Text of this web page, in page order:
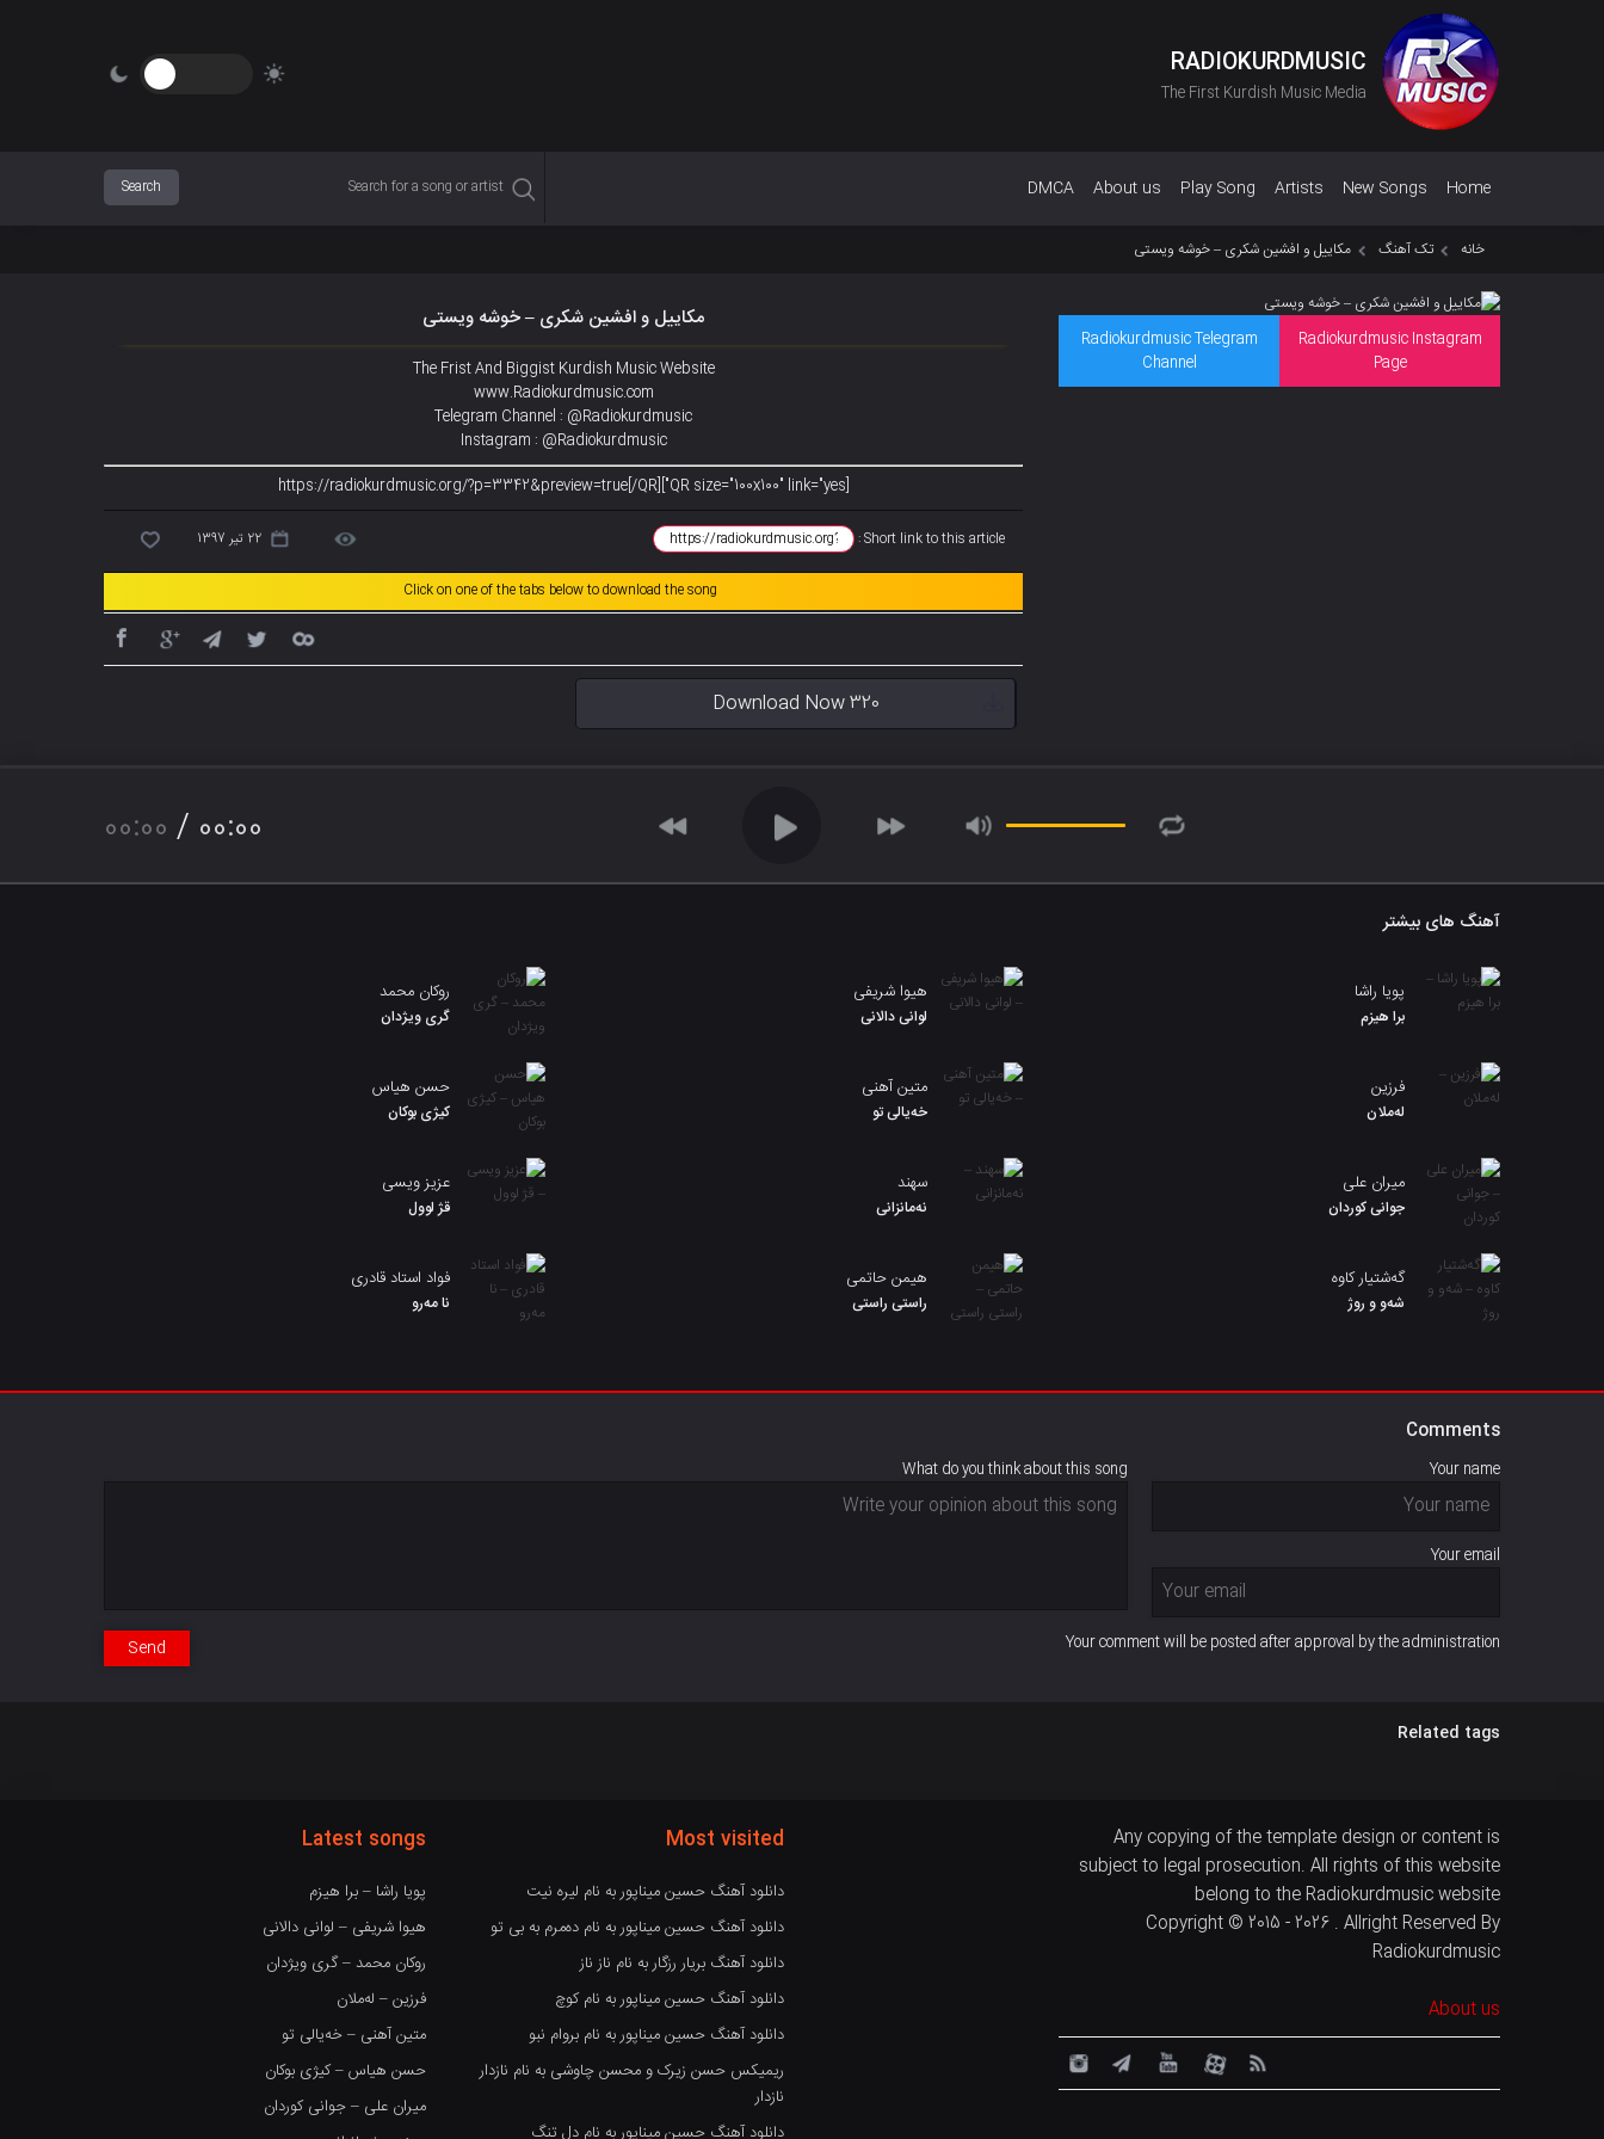
RADIOKURDMUSIC
The First Kurdish Music Media
Home
New Songs
Artists
Play Song
About us
DMCA
خانه تک آهنگ مکاییل و افشین شکری – خوشه ویستی
Radiokurdmusic Instagram
Page
Radiokurdmusic Telegram
Channel
مکاییل و افشین شکری – خوشه ویستی
The Frist And Biggist Kurdish Music Website
www.Radiokurdmusic.com
Telegram Channel : @Radiokurdmusic
Instagram : @Radiokurdmusic
[QR size="100x100" link="yes"]https://radiokurdmusic.org/?p=3342&preview=true[/QR]
Short link to this article : 22 تیر 1397
Click on one of the tabs below to download the song
Download Now 320
00:00 / 00:00
آهنگ های بیشتر
پویا راشا
برا هیزم
هیوا شریفی
لوانی دالانی
روکان محمد
گری ویژدان
فرزین
لەملان
متین آهنی
خەیالی تو
حسن هیاس
کیژی بوکان
میران علی
جوانی کوردان
سهند
نەمانزانی
عزیز ویسی
قژ لوول
گەشتیار کاوە
شەو و روژ
هیمن حاتمی
راستی راستی
فواد استاد قادری
نا مەرو
Comments
Your name
Your email
What do you think about this song
Your comment will be posted after approval by the administration
Send
Related tags
Any copying of the template design or content is
subject to legal prosecution. All rights of this website
belong to the Radiokurdmusic website
Copyright © 2015 - 2026 . Allright Reserved By
Radiokurdmusic
About us
Most visited
دانلود آهنگ حسین میناپور به نام لیره نیت
دانلود آهنگ حسین میناپور به نام دەمرم بە بی تو
دانلود آهنگ بریار رزگار به نام ناز ناز
دانلود آهنگ حسین میناپور به نام کوچ
دانلود آهنگ حسین میناپور به نام بروام نبو
ریمیکس حسن زیرک و محسن چاوشی به نام نازدار
نازدار
دانلود آهنگ حسین میناپور به نام دل تنگ
Latest songs
پویا راشا – برا هیزم
هیوا شریفی – لوانی دالانی
روکان محمد – گری ویژدان
فرزین – لەملان
متین آهنی – خەیالی تو
حسن هیاس – کیژی بوکان
میران علی – جوانی کوردان